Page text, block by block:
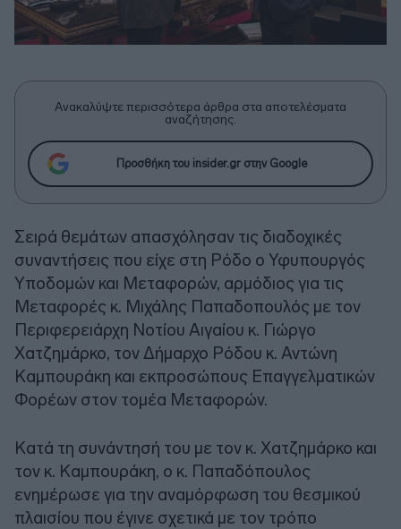
Ανακαλύψτε περισσότερα άρθρα στα αποτελέσματα
αναζήτησης.
Προσθήκη του insider.gr στην Google
Σειρά θεμάτων απασχόλησαν τις διαδοχικές
συναντήσεις που είχε στη Ρόδο ο Υφυπουργός
Υποδομών και Μεταφορών, αρμόδιος για τις
Μεταφορές κ. Μιχάλης Παπαδοπουλός με τον
Περιφερειάρχη Νοτίου Αιγαίου κ. Γιώργο
Χατζημάρκο, τον Δήμαρχο Ρόδου κ. Αντώνη
Καμπουράκη και εκπροσώπους Επαγγελματικών
Φορέων στον τομέα Μεταφορών.
Κατά τη συνάντησή του με τον κ. Χατζημάρκο και
τον κ. Καμπουράκη, ο κ. Παπαδόπουλος
ενημέρωσε για την αναμόρφωση του θεσμικού
πλαισίου που έγινε σχετικά με τον τρόπο